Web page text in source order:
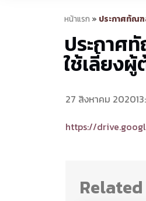
หน้าแรก » ประกาศทัณฑ
ประกาศ
ใช้เลี้ยง
27 สิงหาคม 2020
https://